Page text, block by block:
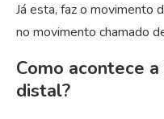
Já esta, faz o movimento
no movimento chamado
Como acontece
distal?